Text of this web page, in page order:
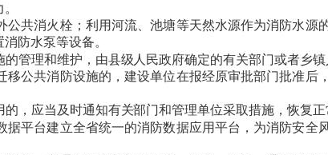
共消火栓；利用河流、池塘等天然水源作为消防水源
防水泵等设备。
管理和维护，由县级人民政府确定的有关部门或者乡镇
公共消防设施的，建设单位在报经原审批部门批准后
，应当及时通知有关部门和管理单位采取措施，恢复正
平台建立全省统一的消防数据应用平台，为消防安全